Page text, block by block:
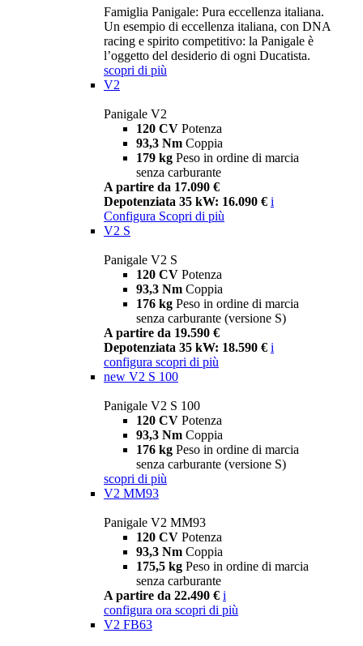
Famiglia Panigale: Pura eccellenza italiana.
Un esempio di eccellenza italiana, con DNA
racing e spirito competitivo: la Panigale è
l’oggetto del desiderio di ogni Ducatista.
scopri di più
V2
Panigale V2
120 CV Potenza
93,3 Nm Coppia
179 kg Peso in ordine di marcia
senza carburante
A partire da 17.090 €
Depotenziata 35 kW: 16.090 € i
Configura Scopri di più
V2 S
Panigale V2 S
120 CV Potenza
93,3 Nm Coppia
176 kg Peso in ordine di marcia
senza carburante (versione S)
A partire da 19.590 €
Depotenziata 35 kW: 18.590 € i
configura scopri di più
new V2 S 100
Panigale V2 S 100
120 CV Potenza
93,3 Nm Coppia
176 kg Peso in ordine di marcia
senza carburante (versione S)
scopri di più
V2 MM93
Panigale V2 MM93
120 CV Potenza
93,3 Nm Coppia
175,5 kg Peso in ordine di marcia
senza carburante
A partire da 22.490 € i
configura ora scopri di più
V2 FB63